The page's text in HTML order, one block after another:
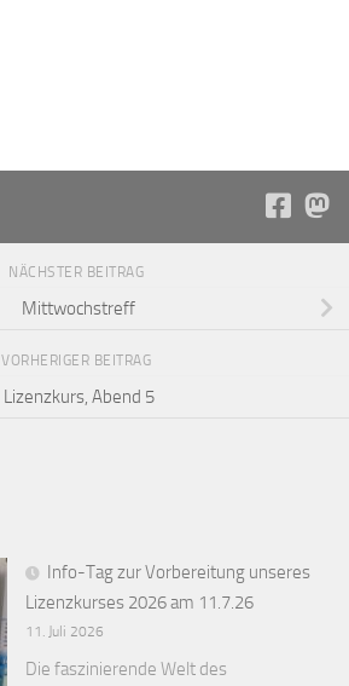
NÄCHSTER BEITRAG
Mittwochstreff
VORHERIGER BEITRAG
Lizenzkurs, Abend 5
Info-Tag zur Vorbereitung unseres
Lizenzkurses 2026 am 11.7.26
11. Juli 2026
Die faszinierende Welt des